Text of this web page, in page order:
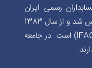
رسمی ایران
است. جامعه حسابداران رسمی ایران در سال 1380 تاسیس شد و از سال 1383
تاکنون، عضو پیوسته فدراسیون بین المللی حسابداران (IFAC) است. در جامعه